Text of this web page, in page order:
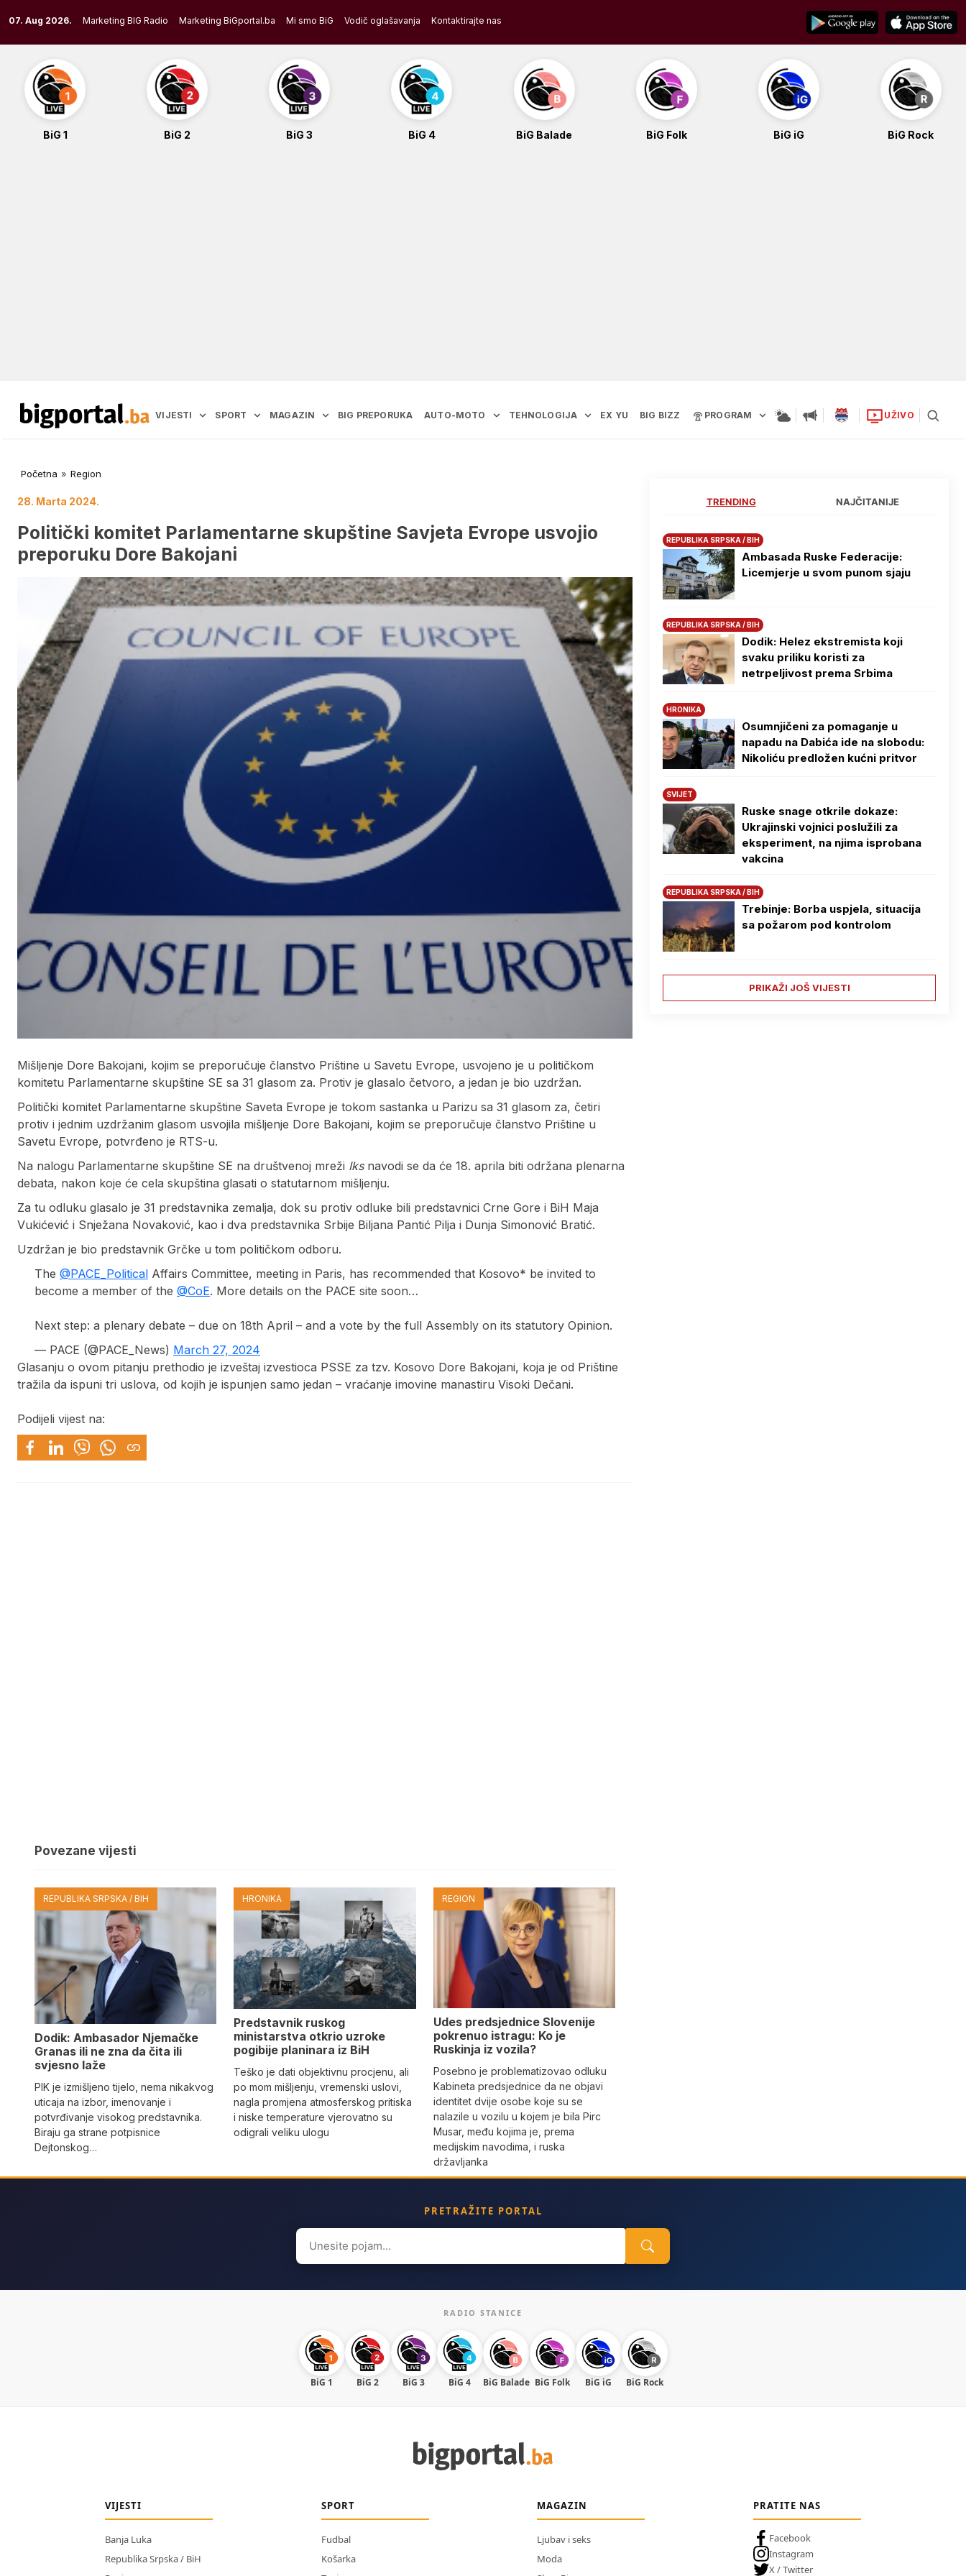
to
content
07. Aug 2026. Marketing BIG Radio Marketing BiGportal.ba Mi smo BiG Vodič oglašavanja Kontaktirajte nas
BiG 1 BiG 2 BiG 3 BiG 4 BiG Balade BiG Folk BiG iG BiG Rock
VIJESTI SPORT MAGAZIN BIG PREPORUKA AUTO-MOTO TEHNOLOGIJA EX YU BIG BIZZ PROGRAM UŽIVO
Početna » Region
28. Marta 2024.
Politički komitet Parlamentarne skupštine Savjeta Evrope usvojio
preporuku Dore Bakojani
Mišljenje Dore Bakojani, kojim se preporučuje članstvo Prištine u Savetu Evrope, usvojeno je u političkom
komitetu Parlamentarne skupštine SE sa 31 glasom za. Protiv je glasalo četvoro, a jedan je bio uzdržan.
Politički komitet Parlamentarne skupštine Saveta Evrope je tokom sastanka u Parizu sa 31 glasom za, četiri
protiv i jednim uzdržanim glasom usvojila mišljenje Dore Bakojani, kojim se preporučuje članstvo Prištine u
Savetu Evrope, potvrđeno je RTS-u.
Na nalogu Parlamentarne skupštine SE na društvenoj mreži Iksnavodi se da će 18. aprila biti održana plenarna
debata, nakon koje će cela skupština glasati o statutarnom mišljenju.
Za tu odluku glasalo je 31 predstavnika zemalja, dok su protiv odluke bili predstavnici Crne Gore i BiH Maja
Vukićević i Snježana Novaković, kao i dva predstavnika Srbije Biljana Pantić Pilja i Dunja Simonović Bratić.
Uzdržan je bio predstavnik Grčke u tom političkom odboru.
The @PACE_Political Affairs Committee, meeting in Paris, has recommended that Kosovo* be invited to
become a member of the @CoE. More details on the PACE site soon…
Next step: a plenary debate – due on 18th April – and a vote by the full Assembly on its statutory Opinion.
— PACE (@PACE_News) March 27, 2024
Glasanju o ovom pitanju prethodio je izveštaj izvestioca PSSE za tzv. Kosovo Dore Bakojani, koja je od Prištine
tražila da ispuni tri uslova, od kojih je ispunjen samo jedan – vraćanje imovine manastiru Visoki Dečani.
Podijeli vijest na:
Povezane vijesti
REPUBLIKA SRPSKA / BIH
Dodik: Ambasador Njemačke
Granas ili ne zna da čita ili
svjesno laže
PIK je izmišljeno tijelo, nema nikakvog
uticaja na izbor, imenovanje i
potvrđivanje visokog predstavnika.
Biraju ga strane potpisnice
Dejtonskog…
HRONIKA
Predstavnik ruskog
ministarstva otkrio uzroke
pogibije planinara iz BiH
Teško je dati objektivnu procjenu, ali
po mom mišljenju, vremenski uslovi,
nagla promjena atmosferskog pritiska
i niske temperature vjerovatno su
odigrali veliku ulogu
REGION
Udes predsjednice Slovenije
pokrenuo istragu: Ko je
Ruskinja iz vozila?
Posebno je problematizovao odluku
Kabineta predsjednice da ne objavi
identitet dvije osobe koje su se
nalazile u vozilu u kojem je bila Pirc
Musar, među kojima je, prema
medijskim navodima, i ruska
državljanka
TRENDING NAJČITANIJE
REPUBLIKA SRPSKA / BIH
Ambasada Ruske Federacije:
Licemjerje u svom punom sjaju
REPUBLIKA SRPSKA / BIH
Dodik: Helez ekstremista koji
svaku priliku koristi za
netrpeljivost prema Srbima
HRONIKA
Osumnjičeni za pomaganje u
napadu na Dabića ide na slobodu:
Nikoliću predložen kućni pritvor
SVIJET
Ruske snage otkrile dokaze:
Ukrajinski vojnici poslužili za
eksperiment, na njima isprobana
vakcina
REPUBLIKA SRPSKA / BIH
Trebinje: Borba uspjela, situacija
sa požarom pod kontrolom
PRIKAŽI JOŠ VIJESTI
PRETRAŽITE PORTAL
Search
for:
RADIO STANICE
BiG 1 BiG 2 BiG 3 BiG 4 BiG Balade BiG Folk BiG iG BiG Rock
VIJESTI
Banja Luka
Republika Srpska / BiH
SPORT
Fudbal
Košarka
MAGAZIN
Ljubav i seks
Moda
PRATITE NAS
Facebook
Instagram
X / Twitter